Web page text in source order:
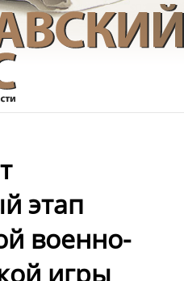
этап
военно-
игры